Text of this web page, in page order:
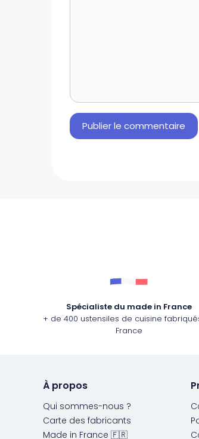
Spécialiste du made in France
+ de 400 ustensiles de cuisine
France
À propos
Qui sommes-nous ?
Carte des fabricants
Made in France 🇫🇷